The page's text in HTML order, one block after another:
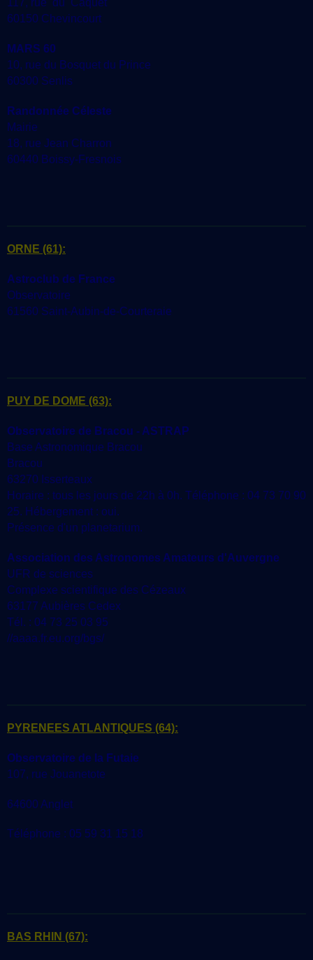
117, rue du Caquet
60150 Chevincourt
MARS 60
10, rue du Bosquet du Prince
60300 Senlis
Randonnée Céleste
Mairie
18, rue Jean Charron
60440 Boissy-Fresnois
ORNE (61):
Astroclub de France
Observatoire
61560 Saint-Aubin-de-Courteraie
PUY DE DOME (63):
Observatoire de Bracou - ASTRAP
Base Astronomique Bracou
Bracou
63270 Isserteaux
Horaire : tous les jours de 22h à 0h. Téléphone : 04 73 70 90
25. Hébergement : oui.
Présence d'un planetarium.
Association des Astronomes Amateurs d'Auvergne
UFR de sciences
Complexe scientifique des Cézeaux
63177 Aubières Cedex
Tél. : 04 73 25 03 95
//aaaa.fr.eu.org/bgs/
PYRENEES ATLANTIQUES (64):
Observatoire de la Futaie
107, rue Jouanetote
64600 Anglet
Téléphone : 05 59 31 15 18
BAS RHIN (67):